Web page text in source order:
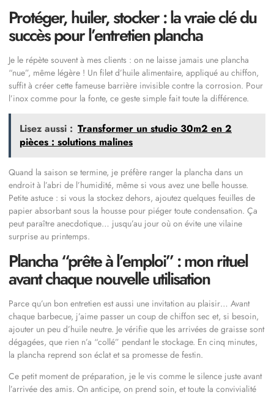
Protéger, huiler, stocker : la vraie clé du
succès pour l’entretien plancha
Je le répète souvent à mes clients : on ne laisse jamais une plancha
“nue”, même légère ! Un filet d’huile alimentaire, appliqué au chiffon,
suffit à créer cette fameuse barrière invisible contre la corrosion. Pour
l’inox comme pour la fonte, ce geste simple fait toute la différence.
Lisez aussi : Transformer un studio 30m2 en 2
pièces : solutions malines
Quand la saison se termine, je préfère ranger la plancha dans un
endroit à l’abri de l’humidité, même si vous avez une belle housse.
Petite astuce : si vous la stockez dehors, ajoutez quelques feuilles de
papier absorbant sous la housse pour piéger toute condensation. Ça
peut paraître anecdotique… jusqu’au jour où on évite une vilaine
surprise au printemps.
Plancha “prête à l’emploi” : mon rituel
avant chaque nouvelle utilisation
Parce qu’un bon entretien est aussi une invitation au plaisir… Avant
chaque barbecue, j’aime passer un coup de chiffon sec et, si besoin,
ajouter un peu d’huile neutre. Je vérifie que les arrivées de graisse sont
dégagées, que rien n’a “collé” pendant le stockage. En cinq minutes,
la plancha reprend son éclat et sa promesse de festin.
Ce petit moment de préparation, je le vis comme le silence juste avant
l’arrivée des amis. On anticipe, on prend soin, et toute la convivialité